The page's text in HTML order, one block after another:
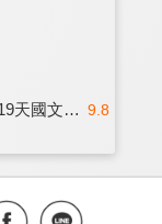
9.8
特會精選 2019天國文化特會